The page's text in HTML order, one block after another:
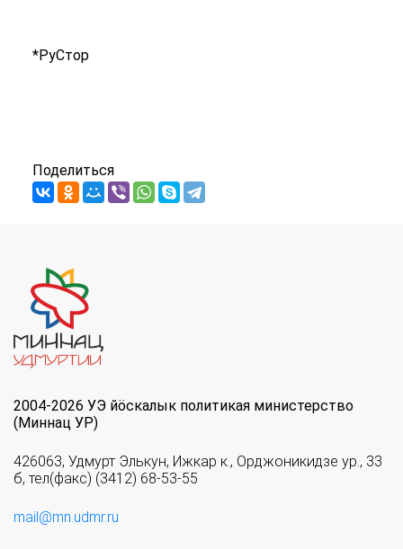
*РуСтор
Поделиться
2004-2026 УЭ йöскалык политикая министерство
(Миннац УР)
426063, Удмурт Элькун, Ижкар к., Орджоникидзе ур., 33
б, тел(факс) (3412) 68-53-55
mail@mn.udmr.ru